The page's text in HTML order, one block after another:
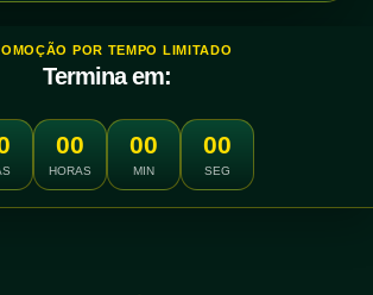
POR TEMPO LIMITADO
Termina em:
00
HORAS
00
MIN
00
SEG